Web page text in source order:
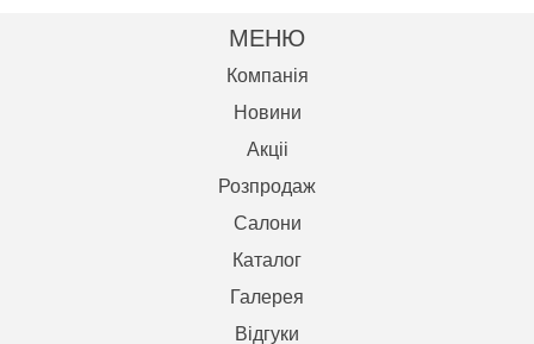
МЕНЮ
Компанія
Новини
Акцii
Розпродаж
Салони
Каталог
Галерея
Відгуки